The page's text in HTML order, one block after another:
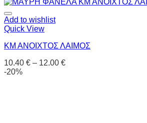
Add to wishlist
Quick View
ΚΜ ΑΝΟΙΧΤΟΣ ΛΑΙΜΟΣ
10.40 € – 12.00 €
-20%